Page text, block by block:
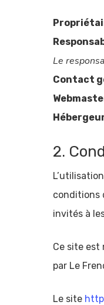
Le
Contact
2.
conditions
invités à
Ce site
par Le
Le site